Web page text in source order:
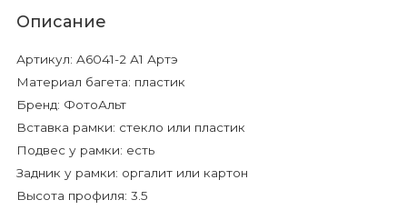
Описание
Артикул: A6041-2 А1 Артэ
Материал багета: пластик
Бренд: ФотоАльт
Вставка рамки: стекло или пластик
Подвес у рамки: есть
Задник у рамки: оргалит или картон
Высота профиля: 3.5